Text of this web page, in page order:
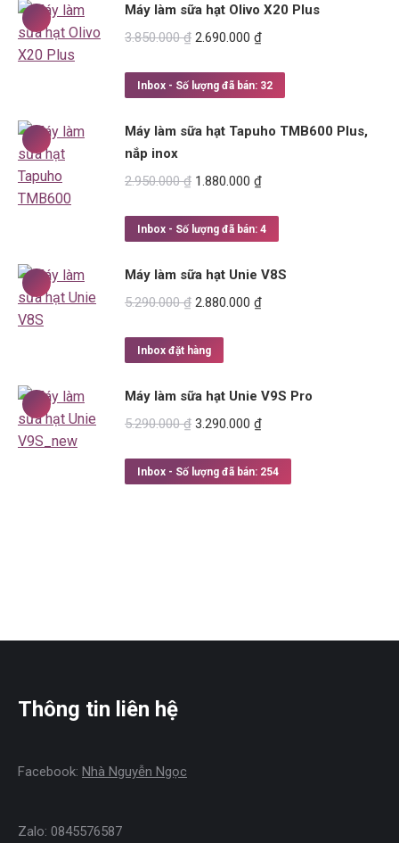
Máy làm sữa hạt Olivo X20 Plus
3.850.000₫ Original
was:
2.690.000 ₫Current
is:
Inbox - Số lượng đã bán: 32
Máy làm sữa hạt Tapuho TMB600 Plus,
nắp inox
2.950.000₫ Original
was:
1.880.000 ₫Current
is:
Inbox - Số lượng đã bán: 4
Máy làm sữa hạt Unie V8S
5.290.000₫ Original
was:
2.880.000 ₫Current
Inbox đặt hàng
Máy làm sữa hạt Unie V9S Pro
5.290.000₫ Original
was:
3.290.000 ₫Current
is:
Inbox - Số lượng đã bán: 254
Thông tin liên hệ
Facebook: Nhà Nguyễn Ngọc
Zalo: 0845576587